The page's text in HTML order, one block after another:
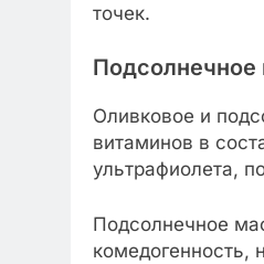
точек.
Подсолнечное
Оливковое и
витаминов в
ультрафиолета,
Подсолнечное
комедогенность,